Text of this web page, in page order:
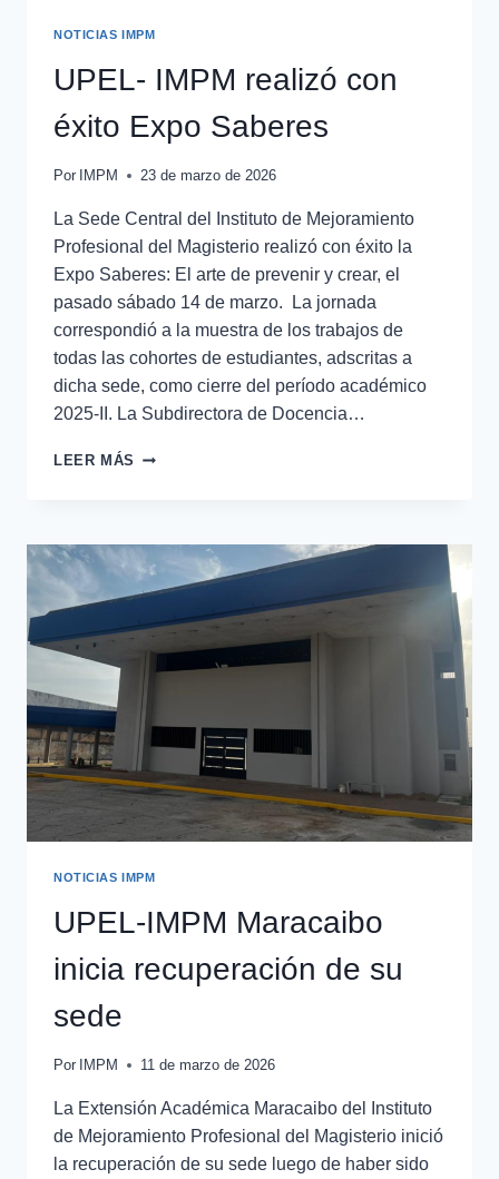
NOTICIAS IMPM
UPEL- IMPM realizó con
éxito Expo Saberes
Por IMPM 23 de marzo de 2026
La Sede Central del Instituto de Mejoramiento
Profesional del Magisterio realizó con éxito la
Expo Saberes: El arte de prevenir y crear, el
pasado sábado 14 de marzo. La jornada
correspondió a la muestra de los trabajos de
todas las cohortes de estudiantes, adscritas a
dicha sede, como cierre del período académico
2025-II. La Subdirectora de Docencia…
LEER MÁS
NOTICIAS IMPM
UPEL-IMPM Maracaibo
inicia recuperación de su
sede
Por IMPM 11 de marzo de 2026
La Extensión Académica Maracaibo del Instituto
de Mejoramiento Profesional del Magisterio inició
la recuperación de su sede luego de haber sido